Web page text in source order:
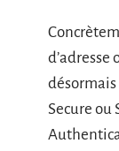
d’adresse
Secure ou